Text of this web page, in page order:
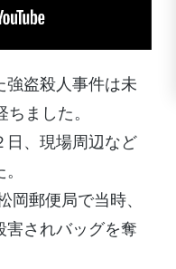
強盗殺人事件は未
ました。
日、現場周辺など
岡郵便局で当時、
害されバッグを奪